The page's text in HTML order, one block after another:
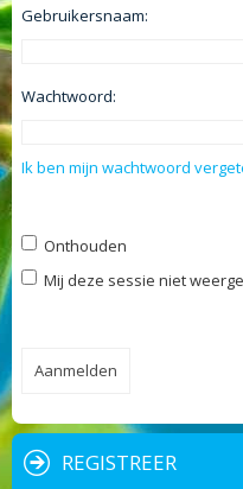
Gebruikersnaam:
Wachtwoord:
Ik ben mijn wachtwoord
Onthouden
Mij deze sessie niet
REGISTREER